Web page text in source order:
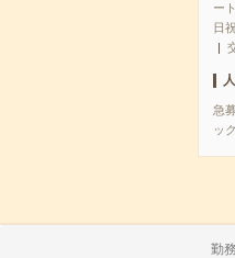
ー
日
急
ック
勤